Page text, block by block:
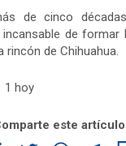
de cinco
de formar
rincón de Chihuahua.
1 hoy
este